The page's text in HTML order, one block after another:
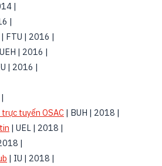
|
|
| FTU | 2016 |
| 2016 |
| 2016 |
tuyến OSAC | BUH | 2018 |
| UEL | 2018 |
|
| IU | 2018 |